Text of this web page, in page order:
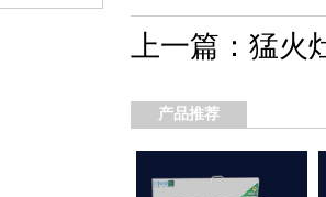
上一篇： 猛火
产品推荐